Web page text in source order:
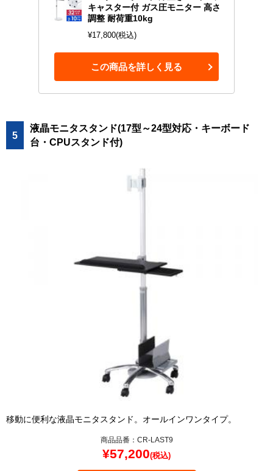
キャスター付 ガス圧モニター 高さ
調整 耐荷重10kg
¥17,800(税込)
この商品を詳しく見る
5
液晶モニタスタンド(17型～24型対応・キーボード
台・CPUスタンド付)
移動に便利な液晶モニタスタンド。オールインワンタイプ。
商品品番：CR-LAST9
¥57,200(税込)